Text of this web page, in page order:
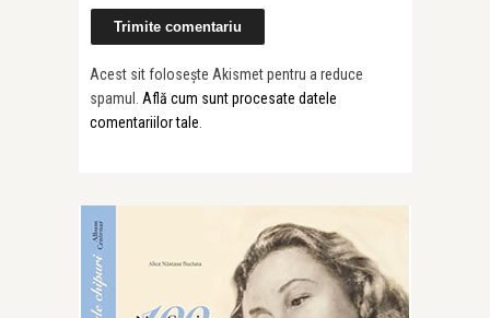
Acest sit folosește Akismet pentru a reduce
spamul. Află cum sunt procesate datele
comentariilor tale.